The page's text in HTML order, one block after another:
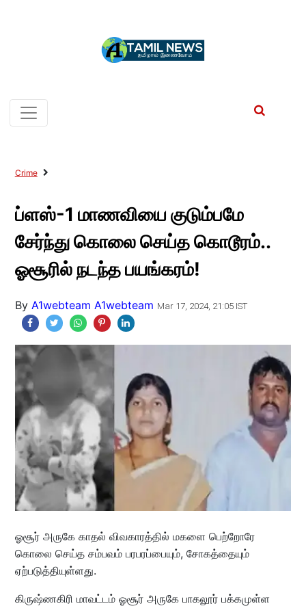
Crime
ப்ளஸ்-1 மாணவியை குடும்பமே
சேர்ந்து கொலை செய்த கொடூரம்..
ஓசூரில் நடந்த பயங்கரம்!
By A1webteam A1webteam Mar 17, 2024, 21:05 IST
ஓசூர் அருகே காதல் விவகாரத்தில் மகளை பெற்றோரே
கொலை செய்த சம்பவம் பரபரப்பையும், சோகத்தையும்
ஏற்படுத்தியுள்ளது.
கிருஷ்ணகிரி மாவட்டம் ஓசூர் அருகே பாகலூர் பக்கமுள்ள